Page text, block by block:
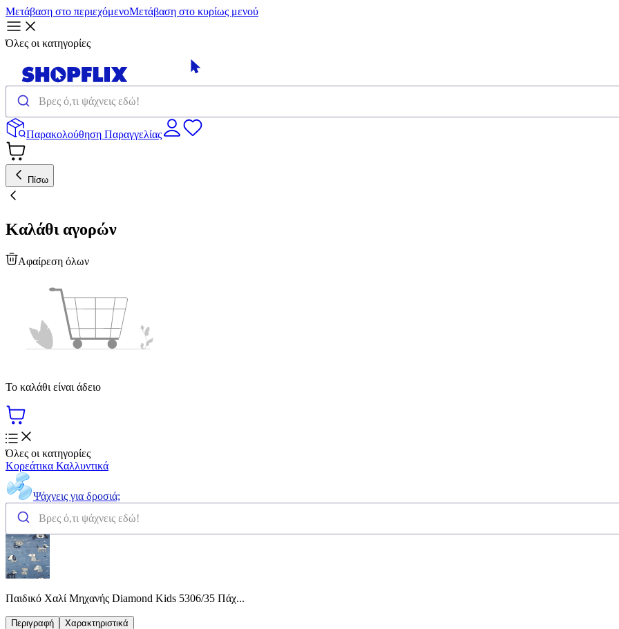
Μετάβαση στο περιεχόμενοΜετάβαση στο κυρίως μενού
Όλες οι κατηγορίες
Παρακολούθηση Παραγγελίας
Πίσω
Καλάθι αγορών
Αφαίρεση όλων
Το καλάθι είναι άδειο
Όλες οι κατηγορίες
Κορεάτικα Καλλυντικά
Ψάχνεις για δροσιά;
Παιδικό Χαλί Μηχανής Diamond Kids 5306/35 Πάχ...
Περιγραφή Χαρακτηριστικά